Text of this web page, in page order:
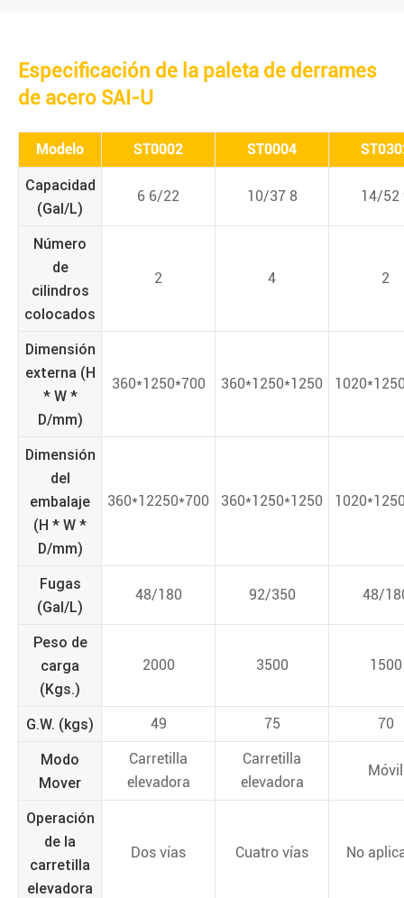
Especificación de la paleta de derrames
de acero SAI-U
Modelo ST0002 ST0004
Capacidad
(Gal/L)
6 6/22 10/37 8 14/52
Número
de
cilindros
colocados
2 4 2
Dimensión
externa (H
* W *
D/mm)
360*1250*700 360*1250*1250
Dimensión
del
embalaje
(H * W *
D/mm)
360*12250*700 360*1250*1250
Fugas
(Gal/L)
48/180 92/350 48/
Peso de
carga
(Kgs.)
2000 3500 1500
G.W. (kgs) 49 75 70
Modo
Mover
Carretilla
elevadora
Carretilla
elevadora
Móvil
Operación
de la
carretilla
elevadora
Dos vías Cuatro vías No